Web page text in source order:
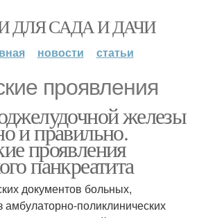
ДЛЯ САДА И ДАЧИ
новости статьи
проявления
железы
и правильно.
проявления
панкреатита
документов больных,
поликлинических